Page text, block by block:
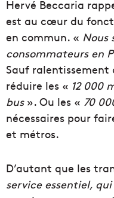
Hervé Beccaria
est au cœur du
en commun. « Nous
consommateurs en
Sauf ralentissement
réduire les « 12 000
bus». Ou les « 70
nécessaires pour
et métros.
D’autant que les
service essentiel,